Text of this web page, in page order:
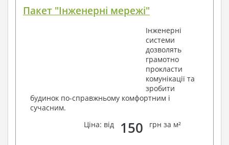
План покрівлі
Фасади з даними зовнішніх оздоблень
Елементи прорізів – специфікація
Дані перемичок – перетин та специфікація
Обсяги основних будівельних матеріалів
Архітектурні вузли в конструкціях
2. До складу Конструктивного розділу
входять:
Загальні дані по проекту
Пакет "Інженерні мережі"
Інженерні
системи
дозволять
грамотно
прокласти
комунікації та
зробити
будинок по-справжньому комфортним і
сучасним.
Ціна: від
150 грн за м²